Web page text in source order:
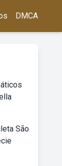
DMCA
São